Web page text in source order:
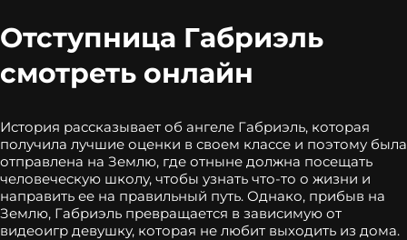
Отступница Габриэль
смотреть онлайн
История рассказывает об ангеле Габриэль, которая
получила лучшие оценки в своем классе и поэтому была
отправлена на Землю, где отныне должна посещать
человеческую школу, чтобы узнать что-то о жизни и
направить ее на правильный путь. Однако, прибыв на
Землю, Габриэль превращается в зависимую от
видеоигр девушку, которая не любит выходить из дома.